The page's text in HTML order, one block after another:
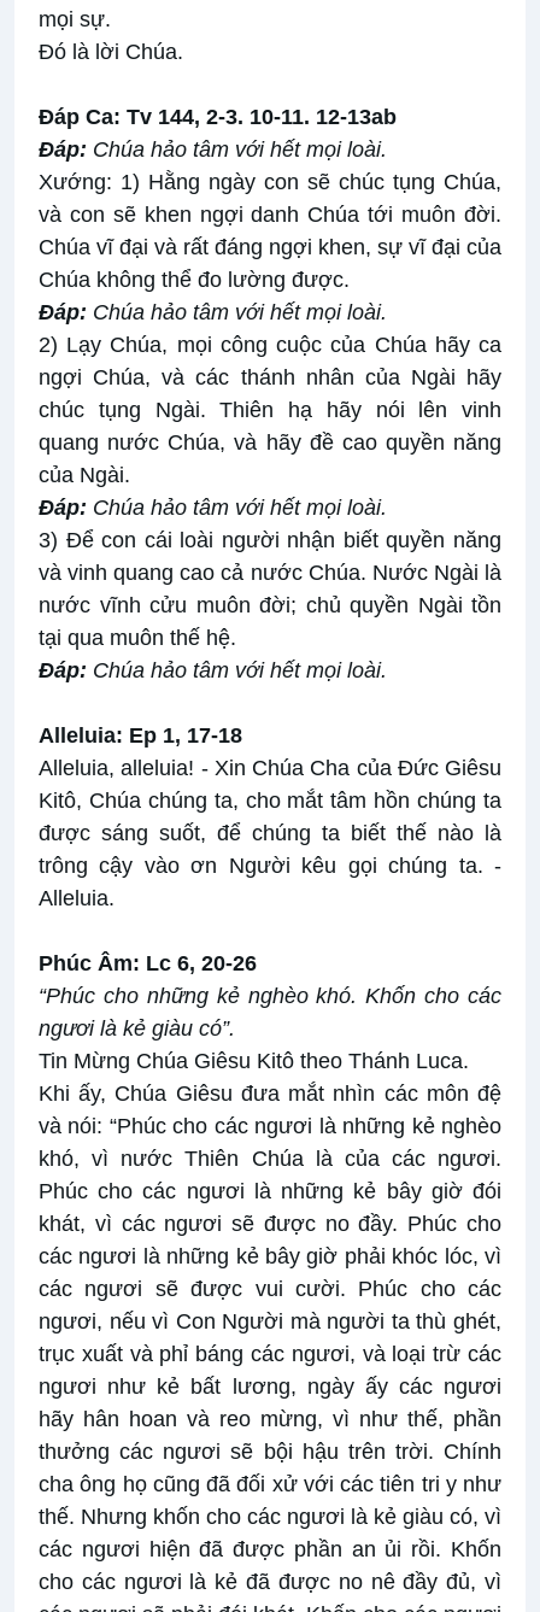
mọi sự.
Ðó là lời Chúa.
Ðáp Ca: Tv 144, 2-3. 10-11. 12-13ab
Ðáp: Chúa hảo tâm với hết mọi loài.
Xướng: 1) Hằng ngày con sẽ chúc tụng Chúa,
và con sẽ khen ngợi danh Chúa tới muôn đời.
Chúa vĩ đại và rất đáng ngợi khen, sự vĩ đại của
Chúa không thể đo lường được.
Ðáp: Chúa hảo tâm với hết mọi loài.
2) Lạy Chúa, mọi công cuộc của Chúa hãy ca
ngợi Chúa, và các thánh nhân của Ngài hãy
chúc tụng Ngài. Thiên hạ hãy nói lên vinh
quang nước Chúa, và hãy đề cao quyền năng
của Ngài.
Ðáp: Chúa hảo tâm với hết mọi loài.
3) Ðể con cái loài người nhận biết quyền năng
và vinh quang cao cả nước Chúa. Nước Ngài là
nước vĩnh cửu muôn đời; chủ quyền Ngài tồn
tại qua muôn thế hệ.
Ðáp: Chúa hảo tâm với hết mọi loài.
Alleluia: Ep 1, 17-18
Alleluia, alleluia! - Xin Chúa Cha của Ðức Giêsu
Kitô, Chúa chúng ta, cho mắt tâm hồn chúng ta
được sáng suốt, để chúng ta biết thế nào là
trông cậy vào ơn Người kêu gọi chúng ta. -
Alleluia.
Phúc Âm: Lc 6, 20-26
“Phúc cho những kẻ nghèo khó. Khốn cho các
ngươi là kẻ giàu có”.
Tin Mừng Chúa Giêsu Kitô theo Thánh Luca.
Khi ấy, Chúa Giêsu đưa mắt nhìn các môn đệ
và nói: “Phúc cho các ngươi là những kẻ nghèo
khó, vì nước Thiên Chúa là của các ngươi.
Phúc cho các ngươi là những kẻ bây giờ đói
khát, vì các ngươi sẽ được no đầy. Phúc cho
các ngươi là những kẻ bây giờ phải khóc lóc, vì
các ngươi sẽ được vui cười. Phúc cho các
ngươi, nếu vì Con Người mà người ta thù ghét,
trục xuất và phỉ báng các ngươi, và loại trừ các
ngươi như kẻ bất lương, ngày ấy các ngươi
hãy hân hoan và reo mừng, vì như thế, phần
thưởng các ngươi sẽ bội hậu trên trời. Chính
cha ông họ cũng đã đối xử với các tiên tri y như
thế. Nhưng khốn cho các ngươi là kẻ giàu có, vì
các ngươi hiện đã được phần an ủi rồi. Khốn
cho các ngươi là kẻ đã được no nê đầy đủ, vì